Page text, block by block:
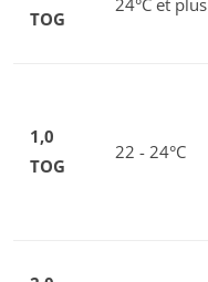
TOG
24°C et plus
1,0
TOG
22 - 24°C